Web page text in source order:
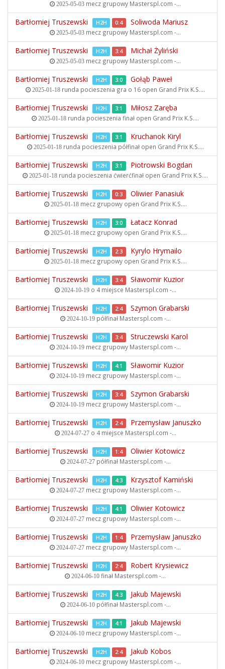
2025-05-03 mecz grupowy Masterspl.com -...
Bartłomiej Truszewski H2H 0:4 Soliwoda Mariusz
2025-05-03 mecz grupowy Masterspl.com -...
Bartłomiej Truszewski H2H 3:4 Michał Żyliński
2025-05-03 mecz grupowy Masterspl.com -...
Bartłomiej Truszewski H2H 3:0 Gołąb Paweł
2025-01-18 runda pocieszenia gra o 16 open Grand Prix K.S....
Bartłomiej Truszewski H2H 3:1 Miłosz Zaręba
2025-01-18 runda pocieszenia finał open Grand Prix K.S....
Bartłomiej Truszewski H2H 3:1 Kruchanok Kiryl
2025-01-18runda pocieszenia półfinał open Grand Prix K.S....
Bartłomiej Truszewski H2H 3:1 Piotrowski Bogdan
2025-01-18 runda pocieszenia ćwierćfinał open Grand Prix K.S....
Bartłomiej Truszewski H2H 0:3 Oliwier Panasiuk
2025-01-18mecz grupowy open Grand Prix K.S....
Bartłomiej Truszewski H2H 3:0 Łatacz Konrad
2025-01-18mecz grupowy open Grand Prix K.S....
Bartłomiej Truszewski H2H 2:3 Kyrylo Hrymailo
2025-01-18mecz grupowy open Grand Prix K.S....
Bartłomiej Truszewski H2H 3:4 Sławomir Kuzior
2024-10-19o 4 miejsce Masterspl.com -...
Bartłomiej Truszewski H2H 2:4 Szymon Grabarski
2024-10-19półfinał Masterspl.com -...
Bartłomiej Truszewski H2H 3:4 Struczewski Karol
2024-10-19 mecz grupowy Masterspl.com -...
Bartłomiej Truszewski H2H 4:1 Sławomir Kuzior
2024-10-19 mecz grupowy Masterspl.com -...
Bartłomiej Truszewski H2H 3:4 Szymon Grabarski
2024-10-19 mecz grupowy Masterspl.com -...
Bartłomiej Truszewski H2H 2:4 Przemysław Januszko
2024-07-27o 4 miejsce Masterspl.com -...
Bartłomiej Truszewski H2H 1:4 Oliwier Kotowicz
2024-07-27półfinał Masterspl.com -...
Bartłomiej Truszewski H2H 4:3 Krzysztof Kamiński
2024-07-27 mecz grupowy Masterspl.com -...
Bartłomiej Truszewski H2H 4:1 Oliwier Kotowicz
2024-07-27 mecz grupowy Masterspl.com -...
Bartłomiej Truszewski H2H 1:4 Przemysław Januszko
2024-07-27 mecz grupowy Masterspl.com -...
Bartłomiej Truszewski H2H 2:4 Robert Krysiewicz
2024-06-10 finał Masterspl.com -...
Bartłomiej Truszewski H2H 4:3 Jakub Majewski
2024-06-10półfinał Masterspl.com -...
Bartłomiej Truszewski H2H 4:1 Jakub Majewski
2024-06-10 mecz grupowy Masterspl.com -...
Bartłomiej Truszewski H2H 2:4 Jakub Kobos
2024-06-10 mecz grupowy Masterspl.com -...